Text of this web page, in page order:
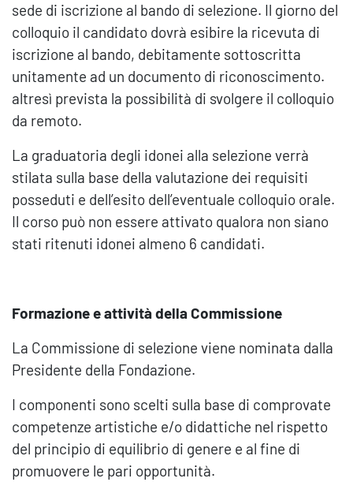
sede di iscrizione al bando di selezione. Il giorno del
colloquio il candidato dovrà esibire la ricevuta di
iscrizione al bando, debitamente sottoscritta
unitamente ad un documento di riconoscimento.
altresì prevista la possibilità di svolgere il colloquio
da remoto.
La graduatoria degli idonei alla selezione verrà
stilata sulla base della valutazione dei requisiti
posseduti e dell’esito dell’eventuale colloquio orale.
Il corso può non essere attivato qualora non siano
stati ritenuti idonei almeno 6 candidati.
Formazione e attività della Commissione
La Commissione di selezione viene nominata dalla
Presidente della Fondazione.
I componenti sono scelti sulla base di comprovate
competenze artistiche e/o didattiche nel rispetto
del principio di equilibrio di genere e al fine di
promuovere le pari opportunità.